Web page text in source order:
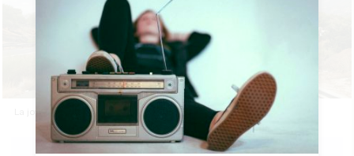
La joven noruega desaparecida falleció atropellada por un camión.